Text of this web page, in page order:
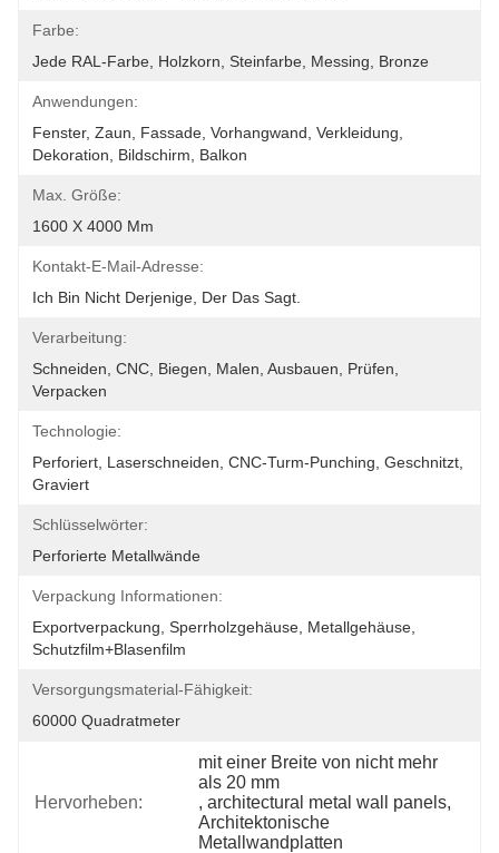
Farbe:
Jede RAL-Farbe, Holzkorn, Steinfarbe, Messing, Bronze
Anwendungen:
Fenster, Zaun, Fassade, Vorhangwand, Verkleidung,
Dekoration, Bildschirm, Balkon
Max. Größe:
1600 X 4000 Mm
Kontakt-E-Mail-Adresse:
Ich Bin Nicht Derjenige, Der Das Sagt.
Verarbeitung:
Schneiden, CNC, Biegen, Malen, Ausbauen, Prüfen,
Verpacken
Technologie:
Perforiert, Laserschneiden, CNC-Turm-Punching, Geschnitzt,
Graviert
Schlüsselwörter:
Perforierte Metallwände
Verpackung Informationen:
Exportverpackung, Sperrholzgehäuse, Metallgehäuse,
Schutzfilm+Blasenfilm
Versorgungsmaterial-Fähigkeit:
60000 Quadratmeter
Hervorheben:
mit einer Breite von nicht mehr
als 20 mm
, architectural metal wall panels,
Architektonische
Metallwandplatten